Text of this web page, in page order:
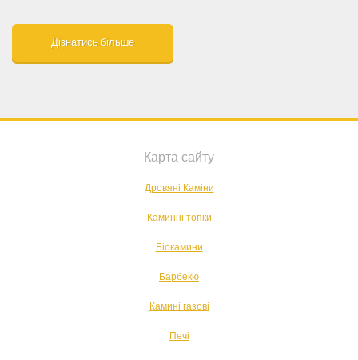
Дізнатись більше
Карта сайту
Дровяні Каміни
Каминні топки
Біокамини
Барбекю
Камині газові
Печі